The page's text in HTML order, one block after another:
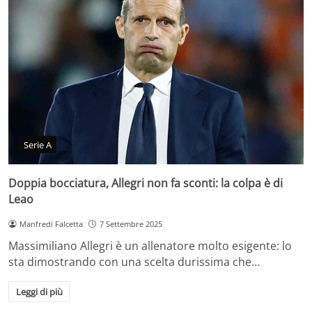
Serie A
Doppia bocciatura, Allegri non fa sconti: la colpa è di
Leao
Manfredi Falcetta 7 Settembre 2025
Massimiliano Allegri è un allenatore molto esigente: lo
sta dimostrando con una scelta durissima che…
Leggi di più